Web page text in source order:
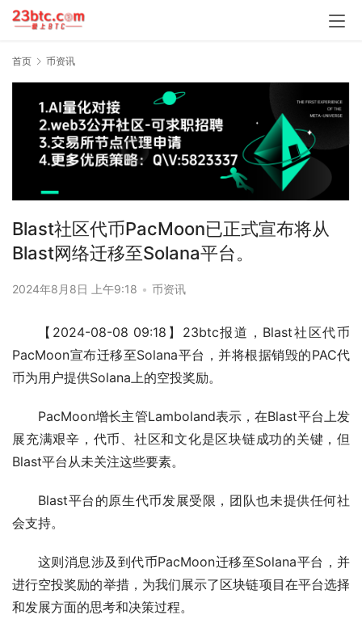
首页 币资讯
Blast社区代币PacMoon已正式宣布将从
Blast网络迁移至Solana平台。
2024年8月8日 上午9:18 • 币资讯
【2024-08-08 09:18】23btc报道，Blast社区代币
PacMoon宣布迁移至Solana平台，并将根据销毁的PAC代
币为用户提供Solana上的空投奖励。
PacMoon增长主管Lamboland表示，在Blast平台上发
展充满艰辛，代币、社区和文化是区块链成功的关键，但
Blast平台从未关注这些要素。
Blast平台的原生代币发展受限，团队也未提供任何社
会支持。
这则消息涉及到代币PacMoon迁移至Solana平台，并
进行空投奖励的举措，为我们展示了区块链项目在平台选择
和发展方面的思考和决策过程。